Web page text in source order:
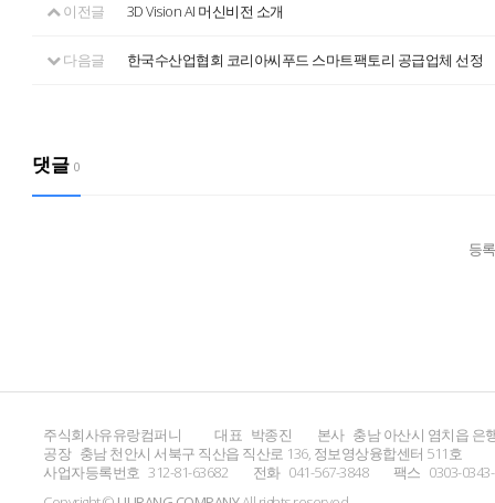
이전글 3D Vision AI 머신비전 소개
다음글 한국수산업협회 코리아씨푸드 스마트팩토리 공급업체 선정
댓글 0
등
주식회사유유랑컴퍼니 대표 박종진 본사 충남 아산시 염치읍 은
공장 충남 천안시 서북구 직산읍 직산로 136, 정보영상융합센터 511호
사업자등록번호 312-81-63682 전화 041-567-3848 팩스 0303-